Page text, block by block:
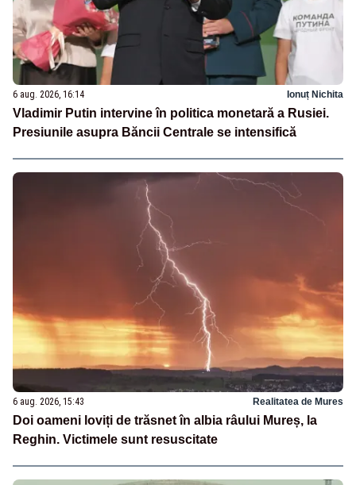
6 aug. 2026, 16:14 Ionuț Nichita
Vladimir Putin intervine în politica monetară a Rusiei.
Presiunile asupra Băncii Centrale se intensifică
6 aug. 2026, 15:43 Realitatea de Mures
Doi oameni loviți de trăsnet în albia râului Mureș, la
Reghin. Victimele sunt resuscitate